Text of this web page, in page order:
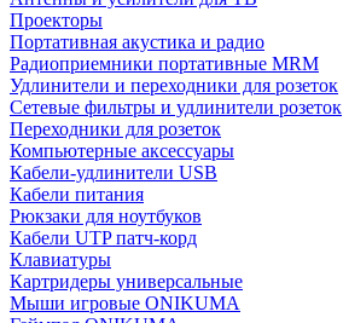
Проекторы
Портативная акустика и радио
Радиоприемники портативные MRM
Удлинители и переходники для розеток
Сетевые фильтры и удлинители розеток
Переходники для розеток
Компьютерные аксессуары
Кабели-удлинители USB
Кабели питания
Рюкзаки для ноутбуков
Кабели UTP патч-корд
Клавиатуры
Картридеры универсальные
Мыши игровые ONIKUMA